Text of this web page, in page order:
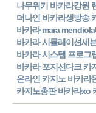
나무위키 바카라강원
더나인 바카라생방송
바카라 mara
바카라 시뮬레이션세
바카라 시스템 프로그
바카라 포지션다크 카
온라인 카지노 바카라
카지노총판 바카라xo